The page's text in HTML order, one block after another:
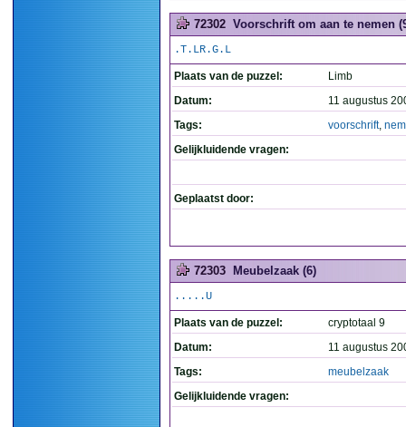
72302 Voorschrift om aan te nemen
.T.LR.G.L
Plaats van de puzzel:
Limb
Datum:
11 augustus
Tags:
voorschrift,
Gelijkluidende vragen:
Geplaatst door:
72303 Meubelzaak (6)
.....U
Plaats van de puzzel:
cryptotaal 9
Datum:
11 augustus
Tags:
meubelzaak
Gelijkluidende vragen: